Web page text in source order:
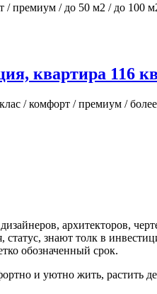
/ премиум / до 50 м2 / до 100
квартира 116
/ комфорт / премиум /
архитекторов,
статус, знают толк в
обозначенный срок.
и уютно жить, растить